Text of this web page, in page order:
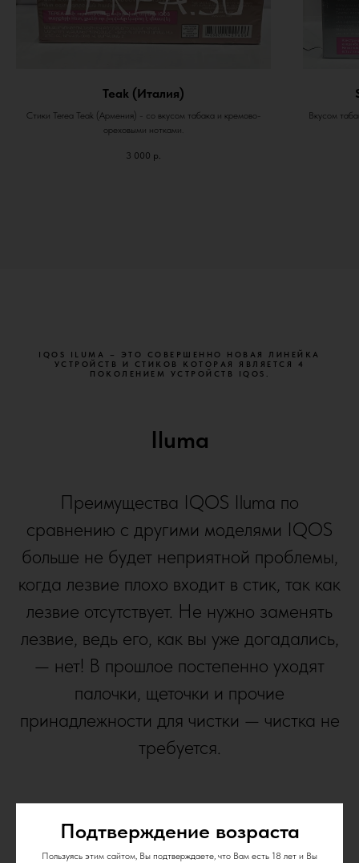
Подтверждение возраста
Пользуясь этим сайтом, Вы подтверждаете, что Вам есть 18 лет и Вы
Teak (Италия)
Стики Terea Teak (Армения) - со вкусом табака и кремово-
ореховыми нотками.
3 000 р.
Вкусом
IQOS ILUMA – ЭТО СОВЕРШЕННО НОВАЯ ЛИНЕЙКА
УСТРОЙСТВ И СТИКОВ КОТОРАЯ ЯВЛЯЕТСЯ 4
ПОКОЛЕНИЕМ УСТРОЙСТВ IQOS.
Iluma
Преимущества IQOS Iluma по
сравнению с другими моделями IQOS
больше не будет неприятной проблемы,
когда лезвие плохо входит в стик, так как
лезвие отсутствует. Не нужно заменять
лезвие, ведь его, как вы уже догадались,
— нет! В прошлое постепенно уходят
палочки, щеточки и прочие
принадлежности для чистки — чистка не
требуется.